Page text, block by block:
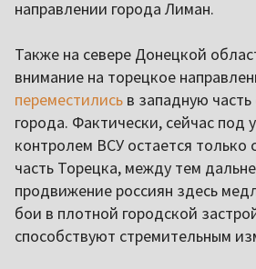
направлении города Лиман.
Также на севере Донецкой
внимание на торецкое
переместились в западную
города. Фактически, сейчас под
контролем ВСУ остается только
часть Торецка, между тем
продвижение россиян здесь
бои в плотной городской
способствуют стремительным